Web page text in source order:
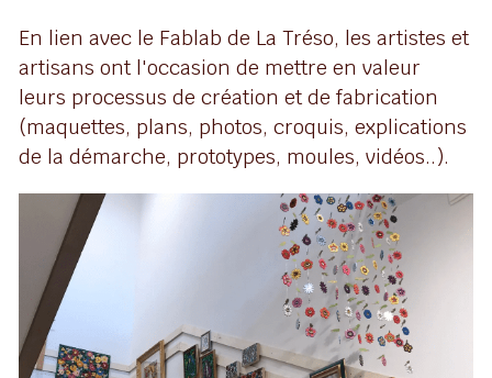
En lien avec le Fablab de La Tréso, les artistes et
artisans ont l'occasion de mettre en valeur
leurs processus de création et de fabrication
(maquettes, plans, photos, croquis, explications
de la démarche, prototypes, moules, vidéos..).